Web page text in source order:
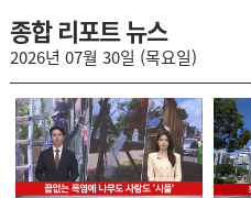
종합 리포트 뉴스
2026년 07월 30일 (목요일)